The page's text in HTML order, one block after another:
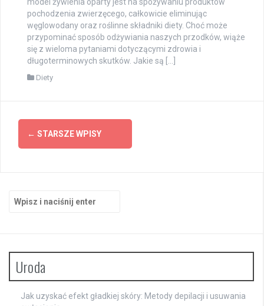
model żywienia oparty jest na spożywaniu produktów
pochodzenia zwierzęcego, całkowicie eliminując
węglowodany oraz roślinne składniki diety. Choć może
przypominać sposób odżywiania naszych przodków, wiąże
się z wieloma pytaniami dotyczącymi zdrowia i
długoterminowych skutków. Jakie są […]
Diety
Nawigacja
po
← STARSZE WPISY
Szukaj:
Uroda
Jak uzyskać efekt gładkiej skóry: Metody depilacji i usuwania